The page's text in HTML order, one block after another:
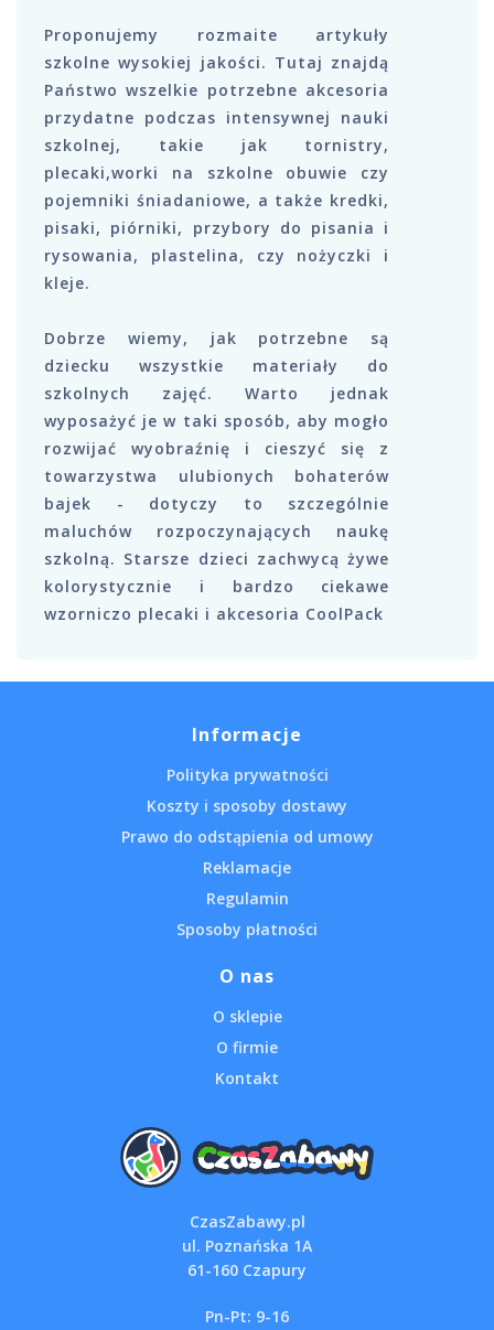
Proponujemy rozmaite artykuły
szkolne wysokiej jakości. Tutaj znajdą
Państwo wszelkie potrzebne akcesoria
przydatne podczas intensywnej nauki
szkolnej, takie jak tornistry,
plecaki,worki na szkolne obuwie czy
pojemniki śniadaniowe, a także kredki,
pisaki, piórniki, przybory do pisania i
rysowania, plastelina, czy nożyczki i
kleje.
Dobrze wiemy, jak potrzebne są
dziecku wszystkie materiały do
szkolnych zajęć. Warto jednak
wyposażyć je w taki sposób, aby mogło
rozwijać wyobraźnię i cieszyć się z
towarzystwa ulubionych bohaterów
bajek - dotyczy to szczególnie
maluchów rozpoczynających naukę
szkolną. Starsze dzieci zachwycą żywe
kolorystycznie i bardzo ciekawe
wzorniczo plecaki i akcesoria CoolPack
Informacje
Polityka prywatności
Koszty i sposoby dostawy
Prawo do odstąpienia od umowy
Reklamacje
Regulamin
Sposoby płatności
O nas
O sklepie
O firmie
Kontakt
CzasZabawy.pl
ul. Poznańska 1A
61-160 Czapury
Pn-Pt: 9-16